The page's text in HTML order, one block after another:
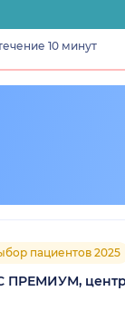
10 минут
пациентов 2025
ПРЕМИУМ, центр